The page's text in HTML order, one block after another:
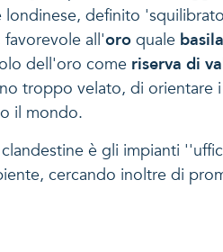
definito
all'oro quale
dell'oro come riserva di
troppo velato, di orientare
il mondo.
è gli impianti
cercando inoltre di